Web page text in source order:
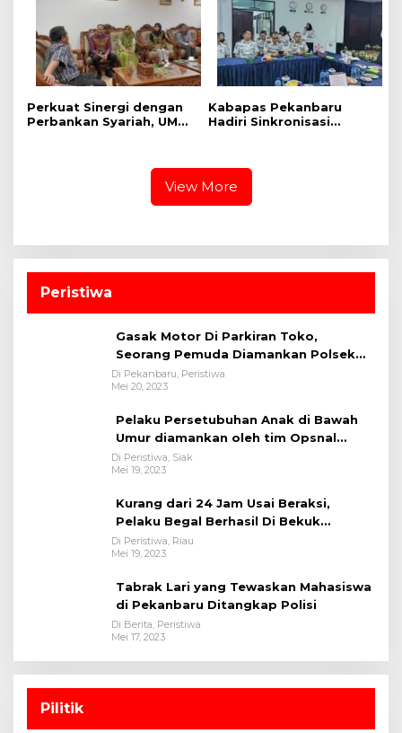
Perkuat Sinergi dengan
Perbankan Syariah, UMRI
Kabapas Pekanbaru
Hadiri Sinkronisasi
View More
Peristiwa
Gasak Motor Di Parkiran Toko,
Seorang Pemuda Diamankan Polsek
Bukit Raya
Di Pekanbaru, Peristiwa
Mei 20, 2023
Pelaku Persetubuhan Anak di Bawah
Umur diamankan oleh tim Opsnal
Polsek Tualang-Polres Siak-Polda Riau
Di Peristiwa, Siak
Mei 19, 2023
Kurang dari 24 Jam Usai Beraksi,
Pelaku Begal Berhasil Di Bekuk
Satreskrim Polres Kuansing
Di Peristiwa, Riau
Mei 19, 2023
Tabrak Lari yang Tewaskan Mahasiswa
di Pekanbaru Ditangkap Polisi
Di Berita, Peristiwa
Mei 17, 2023
Pilitik